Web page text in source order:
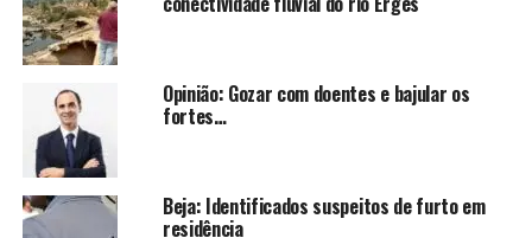
Opinião: Gozar com doentes e bajular os
fortes…
Beja: Identificados suspeitos de furto em
residência